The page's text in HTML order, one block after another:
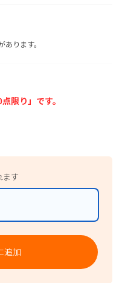
ります。
限り」です。
ます
追加